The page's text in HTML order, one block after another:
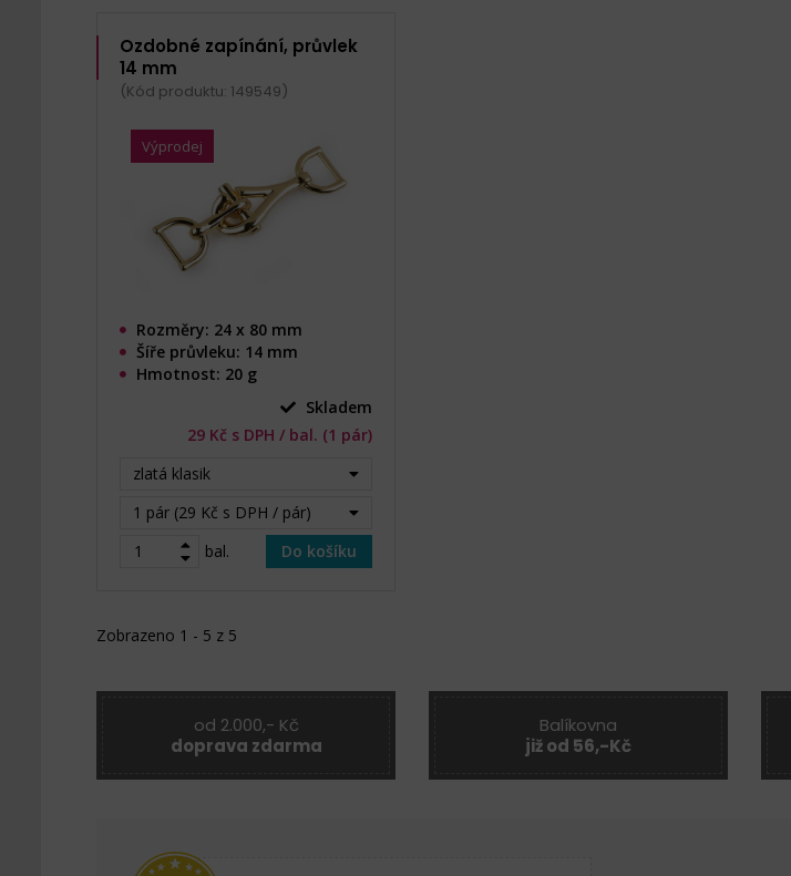
Ozdobné zapínání, průvlek
14 mm
(Kód produktu: 149549)
Výprodej
Rozměry: 24 x 80 mm
Šíře průvleku: 14 mm
Hmotnost: 20 g
Skladem
29 Kč s DPH / bal. (1 pár)
zlatá klasik
1 pár (29 Kč s DPH / pár)
bal.
Do košíku
Zobrazeno 1 - 5 z 5
od 2.000,- Kč
doprava zdarma
Balíkovna
již od 56,-Kč